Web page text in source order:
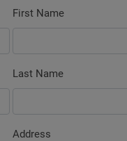
First Name
Last Name
Address